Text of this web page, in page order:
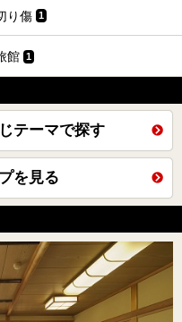
り傷 1
館 1
テーマで探す
を見る